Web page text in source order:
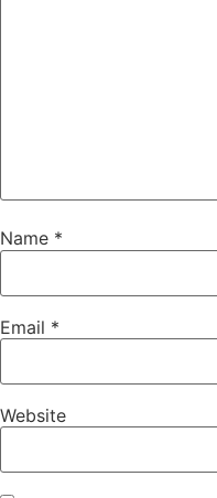
Name *
Email *
Website